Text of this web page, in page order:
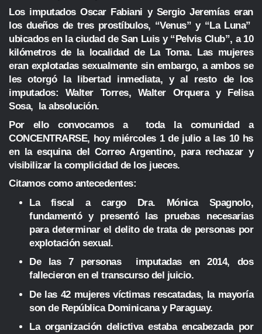
Los imputados Oscar Fabiani y Sergio Jeremías eran
los dueños de tres prostíbulos, “Venus” y “La Luna”
ubicados en la ciudad de San Luis y “Pelvis Club”, a 10
kilómetros de la localidad de La Toma. Las mujeres
eran explotadas sexualmente sin embargo, a ambos se
les otorgó la libertad inmediata, y al resto de los
imputados: Walter Torres, Walter Orquera y Felisa
Sosa, la absolución.
Por ello convocamos a toda la comunidad a
CONCENTRARSE, hoy miércoles 1 de julio a las 10 hs
en la esquina del Correo Argentino, para rechazar y
visibilizar la complicidad de los jueces.
Citamos como antecedentes:
La fiscal a cargo Dra. Mónica Spagnolo,
fundamentó y presentó las pruebas necesarias
para determinar el delito de trata de personas por
explotación sexual.
De las 7 personas imputadas en 2014, dos
fallecieron en el transcurso del juicio.
De las 42 mujeres víctimas rescatadas, la mayoría
son de República Dominicana y Paraguay.
La organización delictiva estaba encabezada por